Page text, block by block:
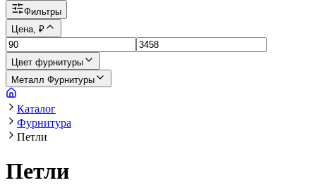
Фильтры
Цена, ₽
Цвет фурнитуры
Металл Фурнитуры
Каталог
Фурнитура
Петли
Петли